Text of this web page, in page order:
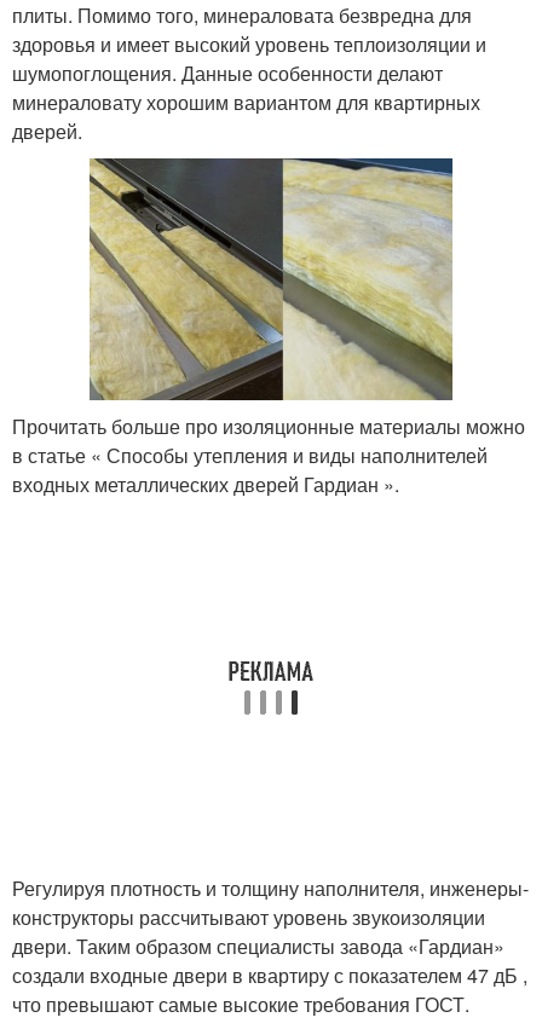
плиты. Помимо того, минераловата безвредна для
здоровья и имеет высокий уровень теплоизоляции и
шумопоглощения. Данные особенности делают
минераловату хорошим вариантом для квартирных
дверей.
Прочитать больше про изоляционные материалы можно
в статье « Способы утепления и виды наполнителей
входных металлических дверей Гардиан ».
Регулируя плотность и толщину наполнителя, инженеры-
конструкторы рассчитывают уровень звукоизоляции
двери. Таким образом специалисты завода «Гардиан»
создали входные двери в квартиру с показателем 47 дБ ,
что превышают самые высокие требования ГОСТ.